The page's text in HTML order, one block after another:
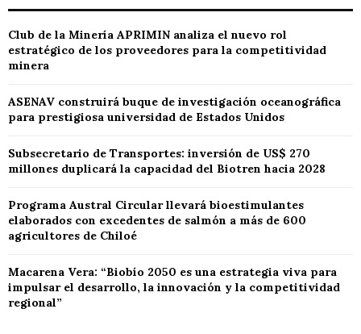
Club de la Minería APRIMIN analiza el nuevo rol
estratégico de los proveedores para la competitividad
minera
ASENAV construirá buque de investigación oceanográfica
para prestigiosa universidad de Estados Unidos
Subsecretario de Transportes: inversión de US$ 270
millones duplicará la capacidad del Biotren hacia 2028
Programa Austral Circular llevará bioestimulantes
elaborados con excedentes de salmón a más de 600
agricultores de Chiloé
Macarena Vera: “Biobío 2050 es una estrategia viva para
impulsar el desarrollo, la innovación y la competitividad
regional”